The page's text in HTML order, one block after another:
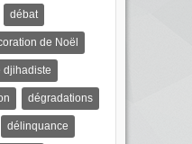
débat
de Noël
djihadiste
dégradations
délinquance